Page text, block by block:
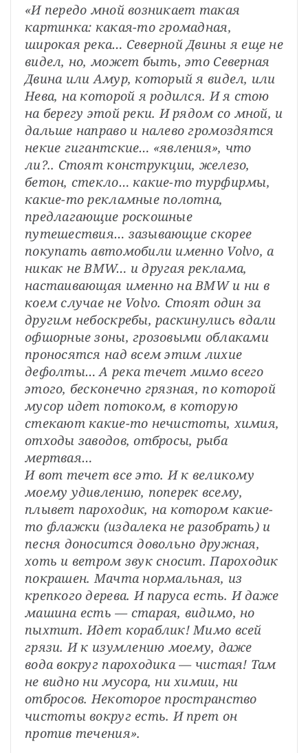
«И передо мной возникает такая
картинка: какая-то громадная,
широкая река… Северной Двины я еще не
видел, но, может быть, это Северная
Двина или Амур, который я видел, или
Нева, на которой я родился. И я стою
на берегу этой реки. И рядом со мной, и
дальше направо и налево громоздятся
некие гигантские… «явления», что
ли?.. Стоят конструкции, железо,
бетон, стекло… какие-то турфирмы,
какие-то рекламные полотна,
предлагающие роскошные
путешествия… зазывающие скорее
покупать автомобили именно Volvo, а
никак не BMW… и другая реклама,
настаивающая именно на BMW и ни в
коем случае не Volvo. Стоят один за
другим небоскребы, раскинулись вдали
офшорные зоны, грозовыми облаками
проносятся над всем этим лихие
дефолты… А река течет мимо всего
этого, бесконечно грязная, по которой
мусор идет потоком, в которую
стекают какие-то нечистоты, химия,
отходы заводов, отбросы, рыба
мертвая…
И вот течет все это. И к великому
моему удивлению, поперек всему,
плывет пароходик, на котором какие-
то флажки (издалека не разобрать) и
песня доносится довольно дружная,
хоть и ветром звук сносит. Пароходик
покрашен. Мачта нормальная, из
крепкого дерева. И паруса есть. И даже
машина есть — старая, видимо, но
пыхтит. Идет кораблик! Мимо всей
грязи. И к изумлению моему, даже
вода вокруг пароходика — чистая! Там
не видно ни мусора, ни химии, ни
отбросов. Некоторое пространство
чистоты вокруг есть. И прет он
против течения».